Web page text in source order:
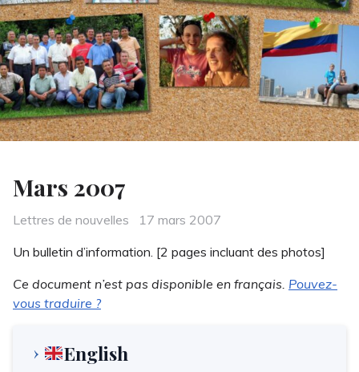
Mars 2007
Categories
Lettres de nouvelles
Posted
17 mars 2007
Un bulletin d’information. [2 pages incluant des photos]
Ce document n’est pas disponible en français. Pouvez-
vous traduire ?
English